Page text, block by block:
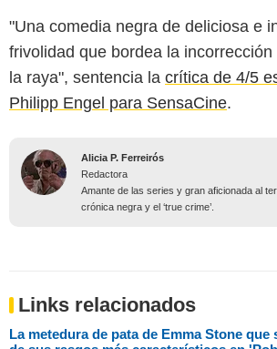
"Una comedia negra de deliciosa e
frivolidad que bordea la
la raya", sentencia la crítica de 4/5
Philipp Engel para SensaCine.
Alicia P. Ferreirós
Redactora
Amante de las series y gran aficionada al
crónica negra y el ‘true crime’.
Links relacionados
La metedura de pata de Emma Stone